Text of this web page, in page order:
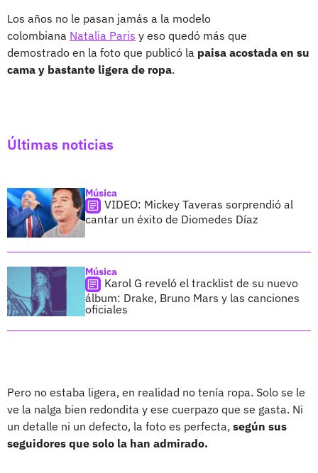
Los años no le pasan jamás a la modelo
colombiana Natalia Paris y eso quedó más que
demostrado en la foto que publicó la paisa acostada en su
cama y bastante ligera de ropa.
Últimas noticias
Música
VIDEO: Mickey Taveras sorprendió al
cantar un éxito de Diomedes Díaz
Música
Karol G reveló el tracklist de su nuevo
álbum: Drake, Bruno Mars y las canciones
oficiales
Pero no estaba ligera, en realidad no tenía ropa. Solo se le
ve la nalga bien redondita y ese cuerpazo que se gasta. Ni
un detalle ni un defecto, la foto es perfecta, según sus
seguidores que solo la han admirado.